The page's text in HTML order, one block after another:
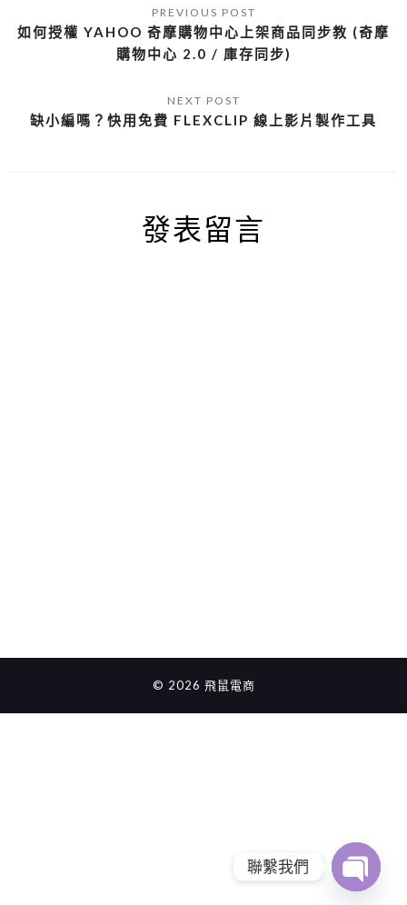
如何授權 YAHOO 奇摩購物中心上架商品同步教 (奇摩
購物中心 2.0 / 庫存同步)
缺小編嗎？快用免費 FLEXCLIP 線上影片製作工具
發表留言
© 2026 飛鼠電商
聯繫我們